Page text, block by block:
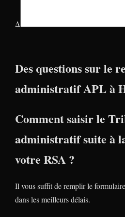
Δ
Des questions sur le
administratif APL à
Comment saisir le
administratif suite à
votre RSA ?
Il vous suffit de remplir le
dans les meilleurs délais.